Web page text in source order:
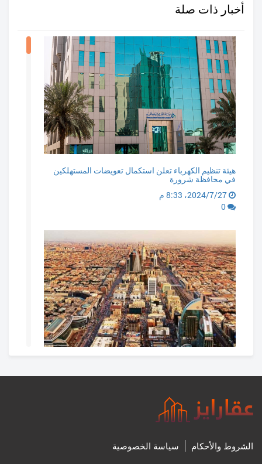
أخبار ذات صلة
هيئة تنظيم الكهرباء تعلن استكمال تعويضات المستهلكين
في محافظة شرورة
غدا.. بدء التسجيل العقاري لـ 113,541 قطعة عقارية في 11
27‏/7‏/2024، 8:31 م
0
الشروط والأحكام سياسة الخصوصية